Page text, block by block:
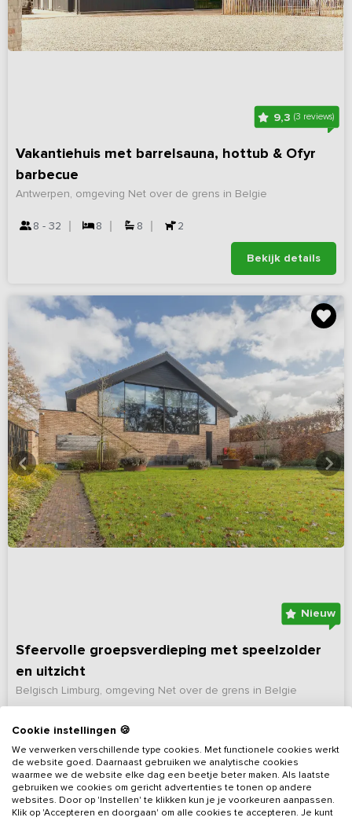
9,3(3 reviews)
Vakantiehuis met barrelsauna, hottub & Ofyr
barbecue
Antwerpen, omgeving Net over de grens in Belgie
8 - 32 8 8 2
Bekijk details
Nieuw
Sfeervolle groepsverdieping met speelzolder
en uitzicht
Belgisch Limburg, omgeving Net over de grens in Belgie
Bekijk details
Cookie instellingen 🍪
We verwerken verschillende type cookies. Met functionele cookies werkt
de website goed. Daarnaast gebruiken we analytische cookies
waarmee we de website elke dag een beetje beter maken. Als laatste
gebruiken we cookies om gericht advertenties te tonen op andere
websites. Door op 'Instellen' te klikken kun je je voorkeuren aanpassen.
Klik op 'Accepteren en doorgaan' om alle cookies te accepteren. Je kunt